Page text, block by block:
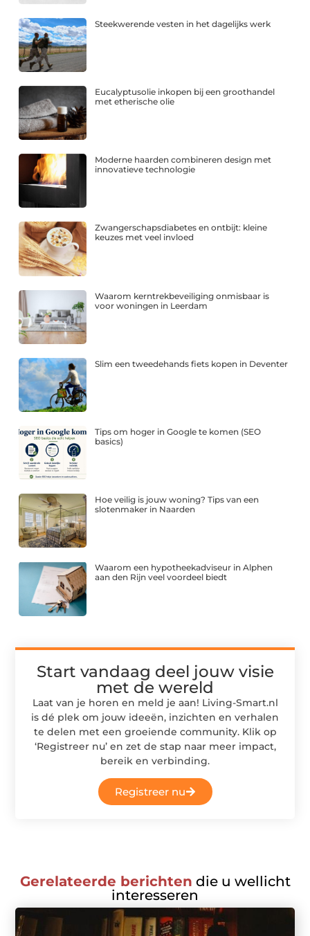
Steekwerende vesten in het dagelijks werk
Eucalyptusolie inkopen bij een groothandel
met etherische olie
Moderne haarden combineren design met
innovatieve technologie
Zwangerschapsdiabetes en ontbijt: kleine
keuzes met veel invloed
Waarom kerntrekbeveiliging onmisbaar is
voor woningen in Leerdam
Slim een tweedehands fiets kopen in Deventer
Tips om hoger in Google te komen (SEO
basics)
Hoe veilig is jouw woning? Tips van een
slotenmaker in Naarden
Waarom een hypotheekadviseur in Alphen
aan den Rijn veel voordeel biedt
Start vandaag deel jouw visie
met de wereld
Laat van je horen en meld je aan! Living-Smart.nl
is dé plek om jouw ideeën, inzichten en verhalen
te delen met een groeiende community. Klik op
‘Registreer nu’ en zet de stap naar meer impact,
bereik en verbinding.
Registreer nu
Gerelateerde berichten die u wellicht
interesseren